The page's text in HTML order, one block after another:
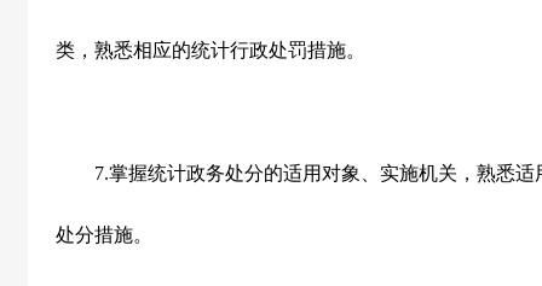
类，熟悉相应的统计行政处罚措施。
7.掌握统计政务处分的适用对象、实施机关，熟悉
处分措施。